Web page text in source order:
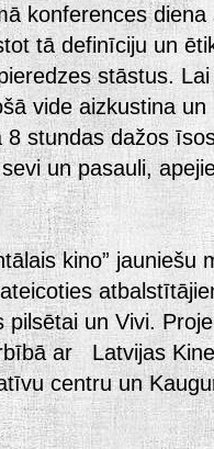
konferences
tā definīciju un
stāstus.
vide aizkustina
stundas dažos
un pasauli,
kino” jauniešu
pilsētai un Vivi.
ar Latvijas
centru un